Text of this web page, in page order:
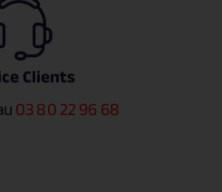
Clients
03 80 22 96 68